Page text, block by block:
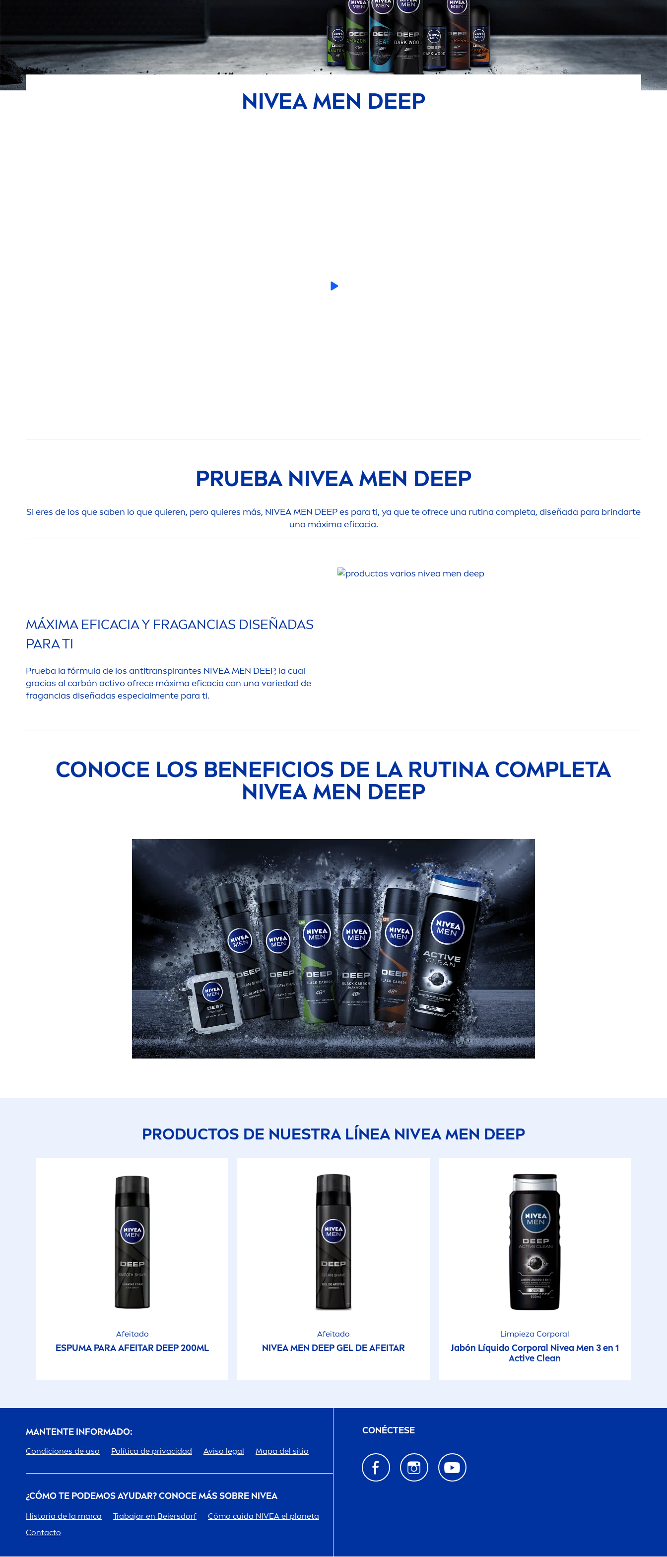
NIVEA MEN DEEP
PRUEBA NIVEA MEN DEEP
Si eres de los que saben lo que quieren, pero quieres más, NIVEAMEN DEEPes para ti, ya que te ofrece una rutina completa, diseñada para brindarte
una máxima eficacia.
MÁXIMA EFICACIA Y FRAGANCIAS DISEÑADAS
PARA TI
Prueba la fórmula de los antitranspirantes NIVEAMEN DEEP, la cual
gracias al carbón activo ofrece máxima eficacia con una variedad de
fragancias diseñadas especialmente para ti.
CONOCE LOS BENEFICIOS DE LA RUTINA COMPLETA
NIVEA MEN DEEP
PRODUCTOS DE NUESTRA LÍNEA NIVEA MEN DEEP
Afeitado
ESPUMA PARA AFEITAR DEEP200ML
Afeitado
NIVEAMEN DEEPGEL DE AFEITAR
Limpieza Corporal
Jabón Líquido Corporal NiveaMen 3 en 1
ActiveClean
MANTENTE INFORMADO:
Condiciones de uso Política de privacidad Aviso legal Mapa del sitio
¿CÓMO TE PODEMOS AYUDAR? CONOCE MÁS SOBRE NIVEA
Historia de la marca Trabajar en Beiersdorf Cómo cuida NIVEA el planeta
Contacto
CONÉCTESE